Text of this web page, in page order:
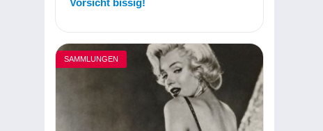
Vorsicht bissig!
SAMMLUNGEN